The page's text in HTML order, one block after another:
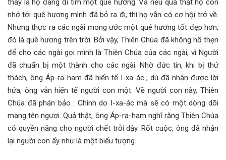
thấy là họ đang đi tìm một quê hương. Và nếu quả thật họ còn
nhớ tới quê hương mình đã bỏ ra đi, thì họ vẫn có cơ hội trở về.
Nhưng thực ra các ngài mong ước một quê hương tốt đẹp hơn,
đó là quê hương trên trời. Bởi vậy, Thiên Chúa đã không hổ thẹn
để cho các ngài gọi mình là Thiên Chúa của các ngài, vì Người
đã chuẩn bị một thành cho các ngài. Nhờ đức tin, khi bị thử
thách, ông Áp-ra-ham đã hiến tế I-xa-ác ; dù đã nhận được lời
hứa, ông vẫn hiến tế người con một. Về người con này, Thiên
Chúa đã phán bảo : Chính do I-xa-ác mà sẽ có một dòng dõi
mang tên ngươi. Quả thật, ông Áp-ra-ham nghĩ rằng Thiên Chúa
có quyền năng cho người chết trỗi dậy. Rốt cuộc, ông đã nhận
lại người con ấy như là một biểu tượng.